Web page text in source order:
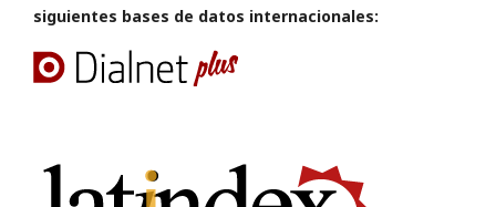
siguientes bases de datos internacionales: